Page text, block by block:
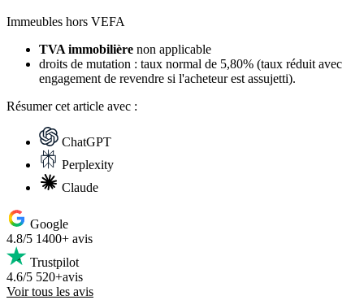
Immeubles hors VEFA
TVA immobilière non applicable
droits de mutation : taux normal de 5,80% (taux réduit avec
engagement de revendre si l'acheteur est assujetti).
Résumercet article avec :
ChatGPT
Perplexity
Claude
Google
4.8/5 1400+ avis
Trustpilot
4.6/5 520+avis
Voir tous les avis